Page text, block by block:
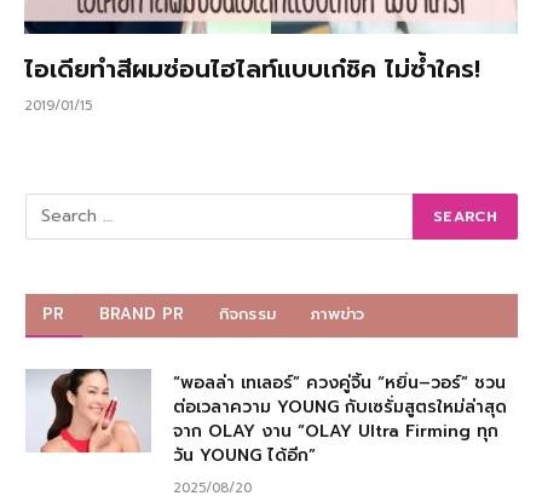
ไอเดียทำสีผมซ่อนไฮไลท์แบบเก๋ชิค ไม่ซ้ำใคร!
2019/01/15
PR BRAND PR กิจกรรม ภาพข่าว
“พอลล่า เทเลอร์” ควงคู่จิ้น “หยิ่น–วอร์” ชวน
ต่อเวลาความ YOUNG กับเซรั่มสูตรใหม่ล่าสุด
จาก OLAY งาน “OLAY Ultra Firming ทุก
วัน YOUNG ได้อีก”
2025/08/20